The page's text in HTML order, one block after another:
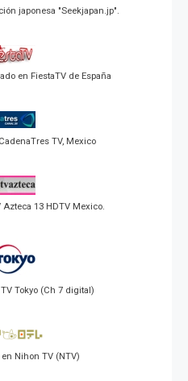
japonesa "Seekjapan.jp".
en FiestaTV de España
TV, Mexico
13 HDTV Mexico.
Tokyo (Ch 7 digital)
Nihon TV (NTV)